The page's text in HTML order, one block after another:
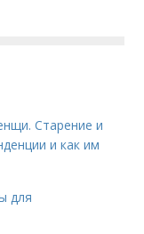
Старение и
и как им
для